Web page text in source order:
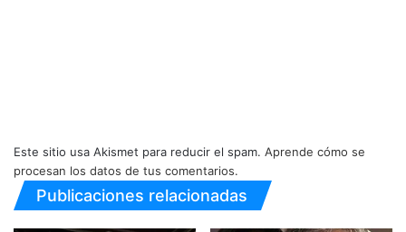
Este sitio usa Akismet para reducir el spam. Aprende cómo se
procesan los datos de tus comentarios.
Publicaciones relacionadas